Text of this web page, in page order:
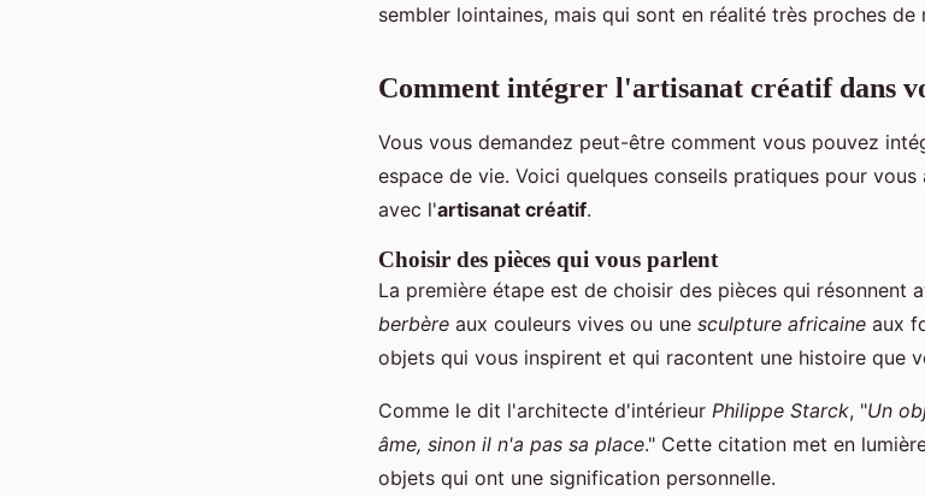
sembler lointaines, mais qui sont en réalité très proches de
Comment intégrer l'artisanat créatif dans
Vous vous demandez peut-être comment vous pouvez
espace de vie. Voici quelques conseils pratiques pour
avec l'artisanat créatif.
Choisir des pièces qui vous parlent
La première étape est de choisir des pièces qui résonnent
berbère aux couleurs vives ou une sculpture africaine aux
objets qui vous inspirent et qui racontent une histoire que
Comme le dit l'architecte d'intérieur Philippe Starck, "Un
âme, sinon il n'a pas sa place." Cette citation met en
objets qui ont une signification personnelle.